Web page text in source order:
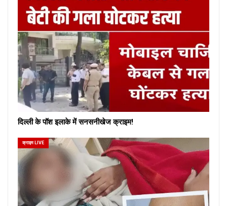
दिल्ली के पॉश इलाके में सनसनीखेज क्राइम!
क्राइम LIVE